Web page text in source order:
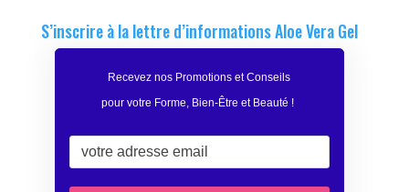
S’inscrire à la lettre d’informations Aloe Vera Gel
Recevez nos Promotions et Conseils
pour votre Forme, Bien-Être et Beauté !